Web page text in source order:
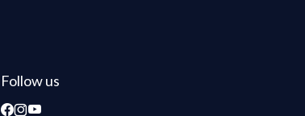
Follow us